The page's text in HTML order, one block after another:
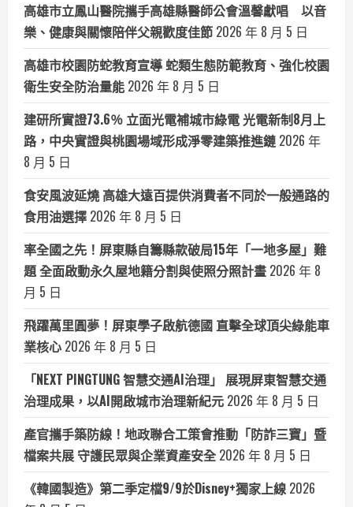
高雄市立鳳山醫院攜手高雄縣醫師公會溫馨獻唱 以音
樂、健康與關懷陪伴父親歡度佳節 2026 年 8 月 5 日
高雄市校園防蛇教育宣導 蛇類生態防範教育、強化校園
衛生安全防治量能 2026 年 8 月 5 日
建研所實證73.6％ 立面光電補城市綠電 光電新制8月上
路，中央實證與桃園場域形成淨零建築推進鏈 2026 年
8 月 5 日
食安風波延燒 高雄大遠百提供消費者不同於一般通路的
食用油選擇 2026 年 8 月 5 日
率全國之先！屏東縣自籌縣款破局15年「一地多屋」難
題 全面啟動永久屋地籍分割與使照分照計畫 2026 年 8
月 5 日
飛躍萬里圓夢！屏東學子啟航德國 直擊全球頂尖綠能車
業核心 2026 年 8 月 5 日
「NEXT PINGTUNG 智慧交通AI治理」 展現屏東智慧交通
治理成果，以AI開啟城市治理新紀元 2026 年 8 月 5 日
產官攜手築防線！地政聯合工策會推動「防詐三寶」暨
檔案共展 守護民眾與企業資產安全 2026 年 8 月 5 日
《韓國製造》第二季定檔9/9於Disney+獨家上線 2026